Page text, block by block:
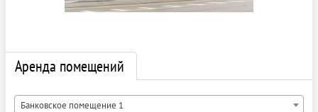
Аренда помещений
Банковское помещение 1